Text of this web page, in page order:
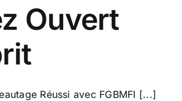
Ouvert
Réussi avec FGBMFI [...]